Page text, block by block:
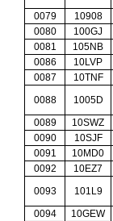
0079
10908
0080
100GJ
0081
105NB
0086
10LVP
0087
10TNF
0088
1005D
0089
10SWZ
0090
10SJF
0091
10MD0
0092
10EZ7
0093
101L9
0094
10GEW